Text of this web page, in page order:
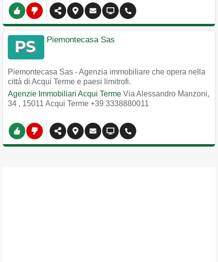
Piemontecasa Sas
Piemontecasa Sas - Agenzia immobiliare che opera nella
città di Acqui Terme e paesi limitrofi.
Agenzie Immobiliari Acqui Terme Via Alessandro Manzoni,
34 , 15011 Acqui Terme +39 3338880011